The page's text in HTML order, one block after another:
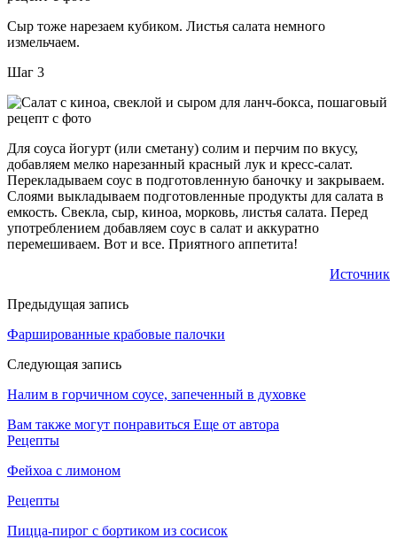
Сыр тоже нарезаем кубиком. Листья салата немного
измельчаем.
Шаг 3
Для соуса йогурт (или сметану) солим и перчим по вкусу,
добавляем мелко нарезанный красный лук и кресс-салат.
Перекладываем соус в подготовленную баночку и закрываем.
Слоями выкладываем подготовленные продукты для салата в
емкость. Свекла, сыр, киноа, морковь, листья салата. Перед
употреблением добавляем соус в салат и аккуратно
перемешиваем. Вот и все. Приятного аппетита!
Источник
Предыдущая запись
Фаршированные крабовые палочки
Следующая запись
Налим в горчичном соусе, запеченный в духовке
Вам также могут понравиться Еще от автора
Рецепты
Фейхоа с лимоном
Рецепты
Пицца-пирог с бортиком из сосисок